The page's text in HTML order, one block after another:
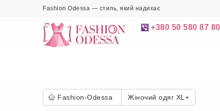
Fashion Odessa — стиль, який надихає
+380 50 580 87 80
Fashion-Odessa Жіночий одяг XL+